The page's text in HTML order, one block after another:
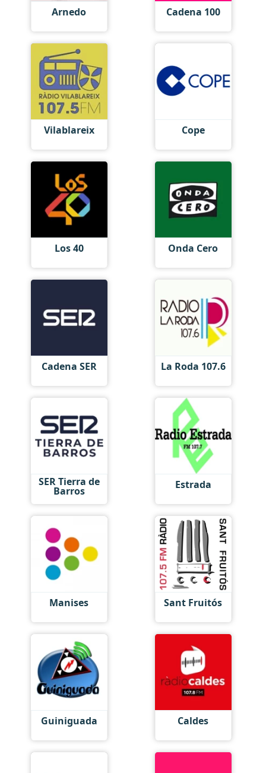
Arnedo Cadena 100
Vilablareix Cope
Los 40 Onda Cero
Cadena SER La Roda 107.6
SER Tierra de
Barros Estrada
Manises Sant Fruitós
Guiniguada Caldes